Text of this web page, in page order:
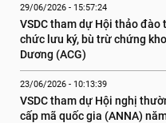
29/06/2026 - 15:57:24
VSDC tham dự Hội thảo
chức lưu ký, bù trừ chứng
Dương (ACG)
23/06/2026 - 10:13:39
VSDC tham dự Hội nghị
cấp mã quốc gia (ANNA)